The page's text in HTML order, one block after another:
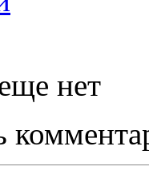
нет